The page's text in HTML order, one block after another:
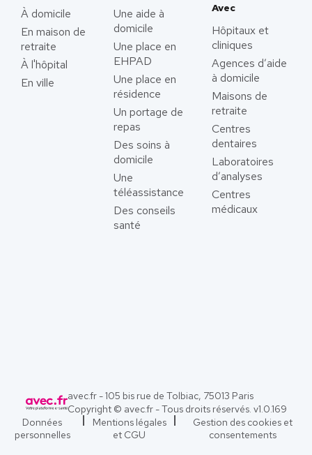
À domicile
En maison de
retraite
À l'hôpital
En ville
Une aide à
domicile
Une place en
EHPAD
Une place en
résidence
Un portage de
repas
Des soins à
domicile
Une
téléassistance
Des conseils
santé
Avec
Hôpitaux et
cliniques
Agences d’aide
à domicile
Maisons de
retraite
Centres
dentaires
Laboratoires
d’analyses
Centres
médicaux
avec.fr - 105 bis rue de Tolbiac, 75013 Paris
Copyright © avec.fr - Tous droits réservés. v1.0.169
Données
personnelles
Mentions légales
et CGU
Gestion des cookies et
consentements